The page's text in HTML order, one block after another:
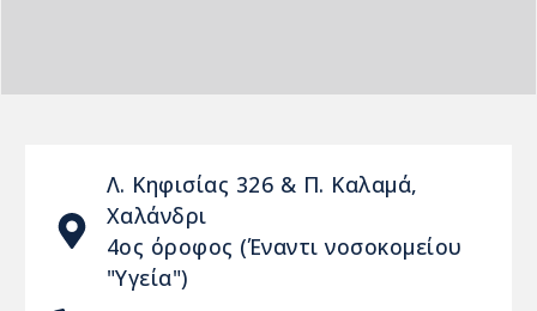
Λ. Κηφισίας 326 & Π. Καλαμά,
Χαλάνδρι
4ος όροφος (Έναντι νοσοκομείου
"Υγεία")